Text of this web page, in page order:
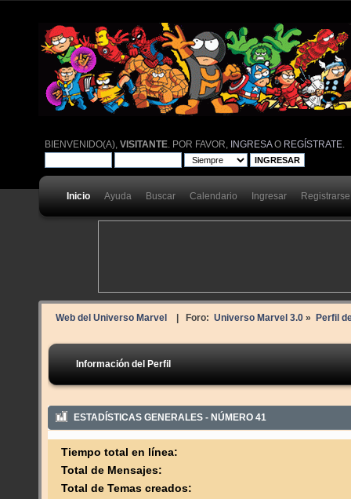
BIENVENIDO(A),VISITANTE . POR FAVOR, INGRESAO REGÍSTRATE
Inicio Ayuda Buscar Calendario Ingresar Registrarse
Web del Universo Marvel | Foro: Universo Marvel 3.0» Perfil
Información del Perfil
ESTADÍSTICAS GENERALES - NÚMERO 41
Tiempo total en línea:
Total de Mensajes:
Total de Temas creados: